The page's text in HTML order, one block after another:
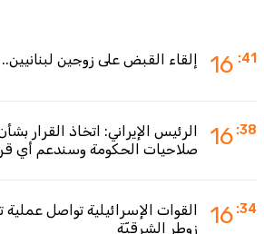
16 :41 إلقاء القبض على زوجين
16 :38
الرئيس الإيراني: اتخاذ القرار
صلاحيات الحكومة وسندعم أي
16 :34
القوات الإسرائيلية تواصل
زوطر الشرقيّة